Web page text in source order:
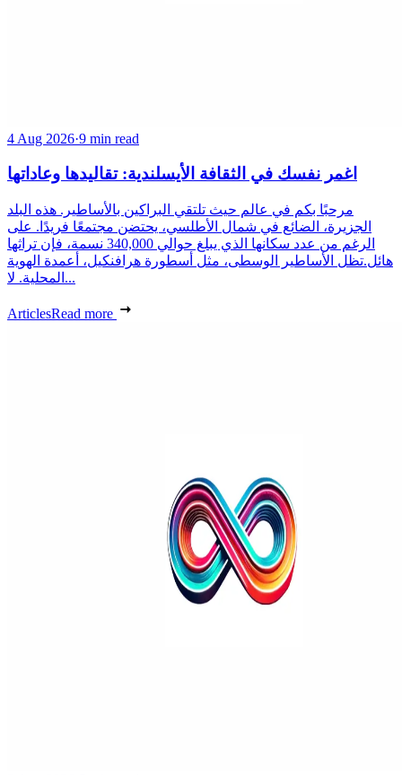
4 Aug 2026·9 min read
اغمر نفسك في الثقافة الأيسلندية: تقاليدها وعاداتها
مرحبًا بكم في عالم حيث تلتقي البراكين بالأساطير. هذه البلد
الجزيرة، الضائع في شمال الأطلسي، يحتضن مجتمعًا فريدًا. على
الرغم من عدد سكانها الذي يبلغ حوالي 340,000 نسمة، فإن تراثها
هائل.تظل الأساطير الوسطى، مثل أسطورة هرافنكيل، أعمدة الهوية
المحلية. لا...
ArticlesRead more